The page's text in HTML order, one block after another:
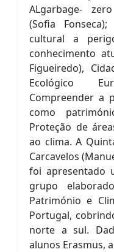
ALgarbage-
(Sofia
cultural a
conhecimento
Figueiredo),
Ecológico
Compreender a
como
Proteção de
ao clima. A
Carcavelos
foi apresentado
grupo
Património e
Portugal,
norte a sul.
alunos Erasmus,